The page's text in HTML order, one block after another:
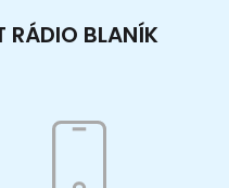
RÁDIO BLANÍK